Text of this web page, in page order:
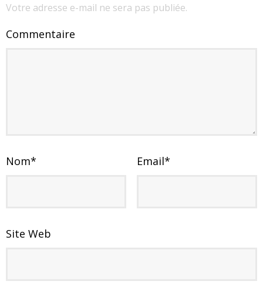
Votre adresse e-mail ne sera pas publiée.
Commentaire
Nom* Email*
Site Web